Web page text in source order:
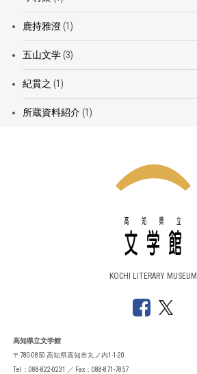
鹿持雅澄(1)
五山文学(3)
紀貫之 (1)
所蔵資料紹介(1)
KOCHI LITERARY MUSEUM
高知県立文学館
〒780-0850 高知県高知市丸ノ内1-1-20
Tel：088-822-0231 ／ Fax：088-871-7857